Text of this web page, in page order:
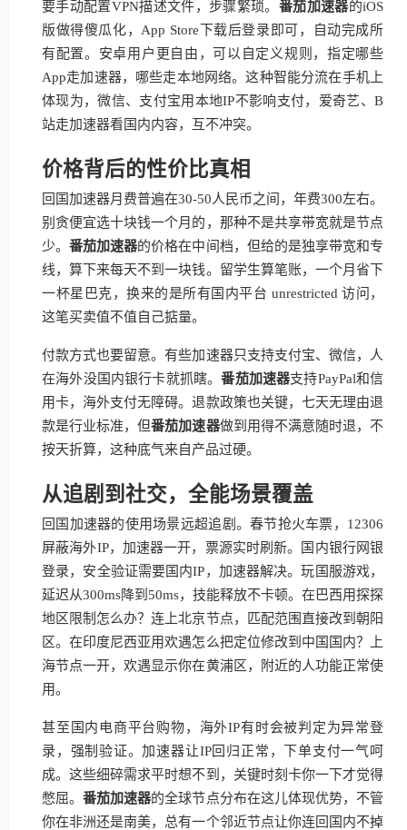
要手动配置VPN描述文件，步骤繁琐。 番茄加速器的iOS
版做得傻瓜化，App Store下载后登录即可，自动完成所
有配置。安卓用户更自由，可以自定义规则，指定哪些
App走加速器，哪些走本地网络。这种智能分流在手机上
体现为，微信、支付宝用本地IP不影响支付，爱奇艺、B
站走加速器看国内内容，互不冲突。
价格背后的性价比真相
回国加速器月费普遍在30-50人民币之间，年费300左右。
别贪便宜选十块钱一个月的，那种不是共享带宽就是节点
少。番茄加速器的价格在中间档，但给的是独享带宽和专
线，算下来每天不到一块钱。留学生算笔账，一个月省下
一杯星巴克，换来的是所有国内平台 unrestricted 访问，
这笔买卖值不值自己掂量。
付款方式也要留意。有些加速器只支持支付宝、微信，人
在海外没国内银行卡就抓瞎。番茄加速器支持PayPal和信
用卡，海外支付无障碍。退款政策也关键，七天无理由退
款是行业标准，但番茄加速器做到用得不满意随时退，不
按天折算，这种底气来自产品过硬。
从追剧到社交，全能场景覆盖
回国加速器的使用场景远超追剧。春节抢火车票，12306
屏蔽海外IP，加速器一开，票源实时刷新。国内银行网银
登录，安全验证需要国内IP，加速器解决。玩国服游戏，
延迟从300ms降到50ms，技能释放不卡顿。在巴西用探探
地区限制怎么办？连上北京节点，匹配范围直接改到朝阳
区。在印度尼西亚用欢遇怎么把定位修改到中国国内？上
海节点一开，欢遇显示你在黄浦区，附近的人功能正常使
用。
甚至国内电商平台购物，海外IP有时会被判定为异常登
录，强制验证。加速器让IP回归正常，下单支付一气呵
成。这些细碎需求平时想不到，关键时刻卡你一下才觉得
憋屈。番茄加速器的全球节点分布在这儿体现优势，不管
你在非洲还是南美，总有一个邻近节点让你连回国内不掉